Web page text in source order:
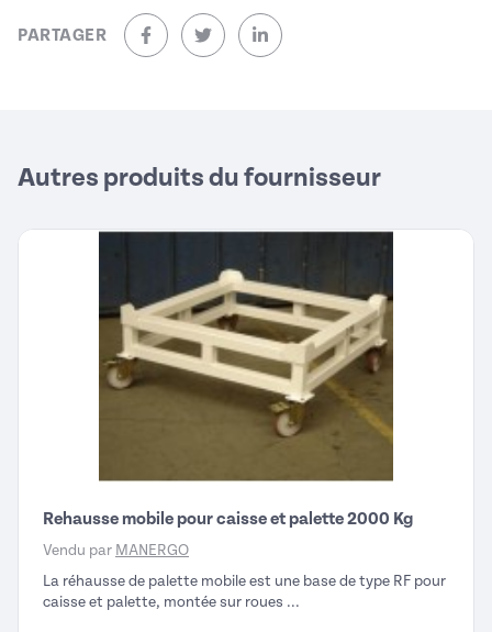
PARTAGER
sur Facebook (nouvelle fenêtre)
sur Twitter (nouvelle fenêtre)
sur Linkedin (nouvelle fenêtre)
Autres produits du fournisseur
Rehausse mobile pour caisse et palette 2000 Kg
Vendu par MANERGO
La réhausse de palette mobile est une base de type RF pour
caisse et palette, montée sur roues ...